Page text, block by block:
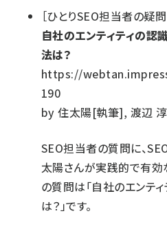
［ひとりSEO担当者の疑
自社のエンティティの認
法は？
https://
190
by住太陽[執筆], 渡辺
SEO担当者の質問に、
太陽さんが実践的で有効
の質問は「自社のエンテ
は？」です。